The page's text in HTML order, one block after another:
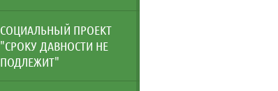
СОЦИАЛЬНЫЙ ПРОЕКТ
"СРОКУ ДАВНОСТИ НЕ
ПОДЛЕЖИТ"